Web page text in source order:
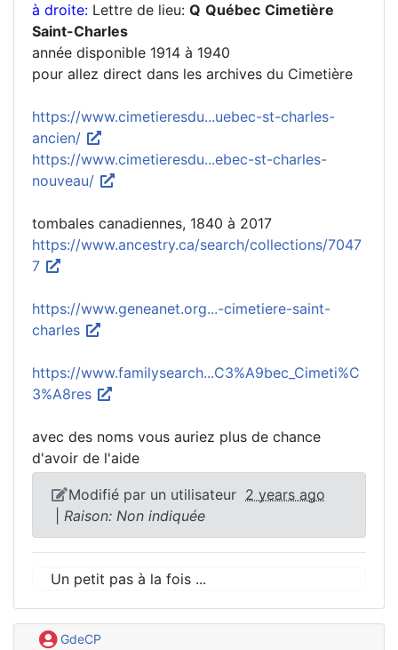
à droite: Lettre de lieu: Q Québec Cimetière
Saint-Charles
année disponible 1914 à 1940
pour allez direct dans les archives du Cimetière
https://www.cimetieresdu...uebec-st-charles-
ancien/
https://www.cimetieresdu...ebec-st-charles-
nouveau/
tombales canadiennes, 1840 à 2017
https://www.ancestry.ca/search/collections/7047
7
https://www.geneanet.org...-cimetiere-saint-
charles
https://www.familysearch...C3%A9bec_Cimeti%C
3%A8res
avec des noms vous auriez plus de chance
d'avoir de l'aide
Modifié par un utilisateur 2 years ago
Raison: Non indiquée
Un petit pas à la fois ...
GdeCP